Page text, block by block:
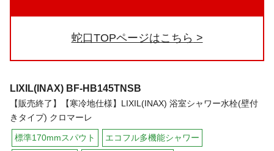
蛇口TOPページはこちら
LIXIL(INAX) BF-HB145TNSB
【販売終了】【寒冷地仕様】LIXIL(INAX) 浴室シャワー水栓(壁付
きタイプ) クロマーレ
標準170mmスパウト エコフル多機能シャワー